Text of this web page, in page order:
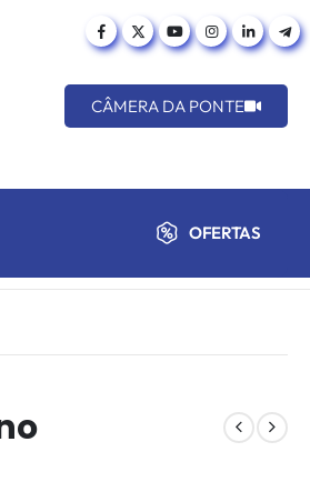
CÂMERA DA PONTE
OFERTAS